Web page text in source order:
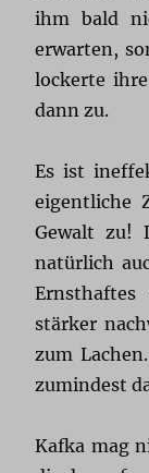
ihm bald
erwarten,
lockerte
dann zu.
Es ist
eigentliche
Gewalt zu!
natürlich
stärker
zum
zumindest
Kafka mag